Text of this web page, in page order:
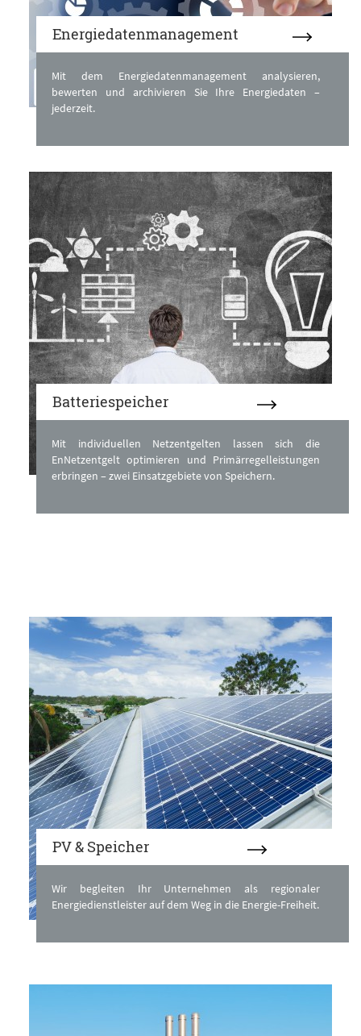
Energiedatenmanagement
Mit dem Energiedatenmanagement analysieren,
bewerten und archivieren Sie Ihre Energiedaten –
jederzeit.
Batteriespeicher
Mit individuellen Netzentgelten lassen sich die
EnNetzentgelt optimieren und Primärregelleistungen
erbringen – zwei Einsatzgebiete von Speichern.
PV & Speicher
Wir begleiten Ihr Unternehmen als regionaler
Energiedienstleister auf dem Weg in die Energie-Freiheit.